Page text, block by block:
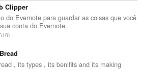
Clipper
do Evernote para guardar as coisas que você
conta do Evernote.
, its types , its benifits and its making